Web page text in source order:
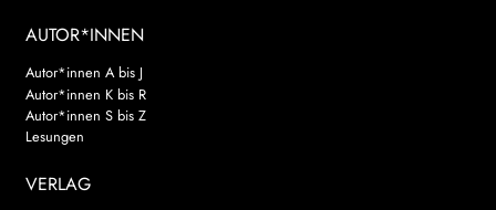
AUTOR*INNEN
Autor*innen A bis J
Autor*innen K bis R
Autor*innen S bis Z
Lesungen
VERLAG